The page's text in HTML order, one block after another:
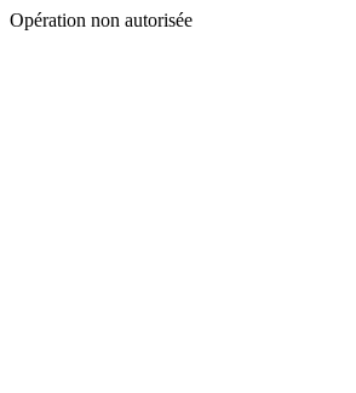
Opération non autorisée